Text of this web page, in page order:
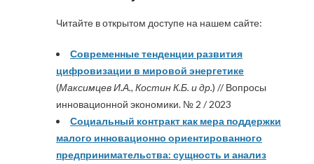
Читайте в открытом доступе на нашем сайте:
Современные тенденции развития
цифровизации в мировой энергетике
(Максимцев И.А., Костин К.Б. и др.) // Вопросы
инновационной экономики. № 2 / 2023
Социальный контракт как мера поддержки
малого инновационно ориентированного
предпринимательства: сущность и анализ